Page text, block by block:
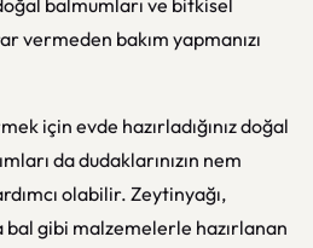
balmumları ve bitkisel
vermeden bakım yapmanızı
için evde hazırladığınız doğal
da dudaklarınızın nem
olabilir. Zeytinyağı,
bal gibi malzemelerle hazırlanan